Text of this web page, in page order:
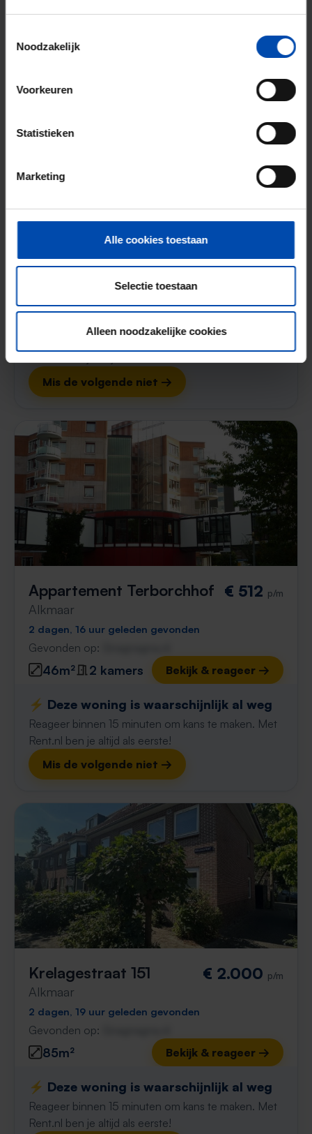
Noodzakelijk
Voorkeuren
Statistieken
Marketing
Alle cookies toestaan
Selectie toestaan
Alleen noodzakelijke cookies
Bloemstraat € 662p/m
1 dag, 22 uur geleden gevonden
Gevonden op:Gnagnagna.nl
1 kamer Bekijk & reageer →
Reageer binnen 15 minuten om kans te maken. Met
Mis de volgende niet →
Appartement Terborchhof
Alkmaar
€ 512 p/m
2 dagen, 16 uur geleden gevonden
Gevonden op:
46m² 2 kamers Bekijk & reageer →
⚡️ Deze woning is waarschijnlijk al weg
Reageer binnen 15 minuten om kans te maken. Met
Rent.nl ben je altijd als eerste!
Mis de volgende niet →
Krelagestraat 151
Alkmaar
€ 2.000 p/m
2 dagen, 19 uur geleden gevonden
Gevonden op:
85m² Bekijk & reageer →
⚡️ Deze woning is waarschijnlijk al weg
Reageer binnen 15 minuten om kans te maken. Met
Rent.nl ben je altijd als eerste!